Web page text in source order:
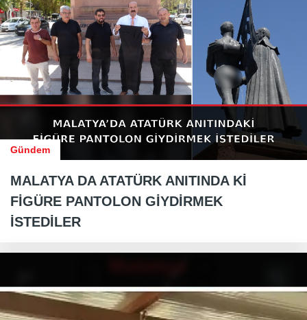
Gündem
MALATYA DA ATATÜRK ANITINDA Kİ
FİGÜRE PANTOLON GİYDİRMEK
İSTEDİLER